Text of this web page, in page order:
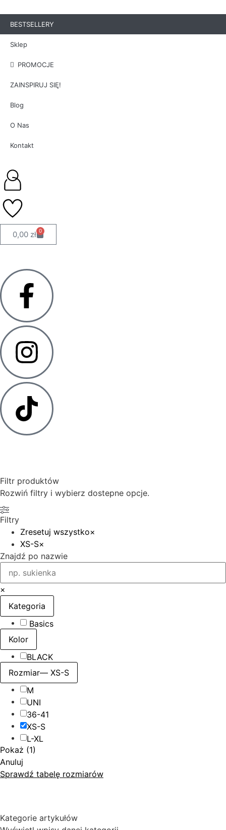
BESTSELLERY
Sklep
PROMOCJE
ZAINSPIRUJ SIĘ!
Blog
O Nas
Kontakt
0,00 zł 0
Filtr produktów
Rozwiń filtry i wybierz dostepne opcje.
Filtry
Zresetuj wszystko×
XS-S×
Znajdź po nazwie
×
Kategoria
Basics
Kolor
BLACK
Rozmiar— XS-S
M
UNI
36-41
XS-S
L-XL
Pokaż (1)
Anuluj
Sprawdź tabelę rozmiarów
Kategorie artykułów